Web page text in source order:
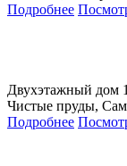
Подробнее
Двухэтажный дом
Чистые пруды,
Подробнее